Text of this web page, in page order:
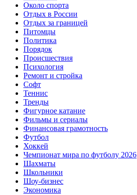
Около спорта
Отдых в России
Отдых за границей
Питомцы
Политика
Порядок
Происшествия
Психология
Ремонт и стройка
Софт
Теннис
Тренды
Фигурное катание
Фильмы и сериалы
Финансовая грамотность
Футбол
Хоккей
Чемпионат мира по футболу 2026
Шахматы
Школьники
Шоу-бизнес
Экономика